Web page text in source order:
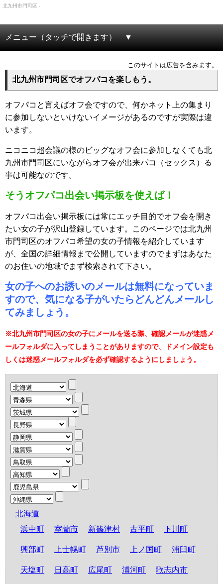
北九州市門司区 -
メニュー（タッチで開きます）
このサイトは広告を含みます。
北九州市門司区でオフパコを楽しもう。
オフパコと言えばオフ会ですので、何かネット上の集まり
に参加しないといけないイメージがあるのですが実際は違
います。
ニコニコ超会議の様のビッグなオフ会に参加しなくても北
九州市門司区にいながらオフ会が出来パコ（セックス）る
事は可能なのです。
そうオフパコ出会い掲示板を使えば！
オフパコ出会い掲示板には常にエッチ目的でオフ会を開き
たい女の子が沢山登録しています。このページでは北九州
市門司区のオフパコ希望の女の子情報を紹介しています
が、全国の詳細情報まで公開していますのでまずはあなた
のお住いの地域でまず検索されて下さい。
女の子へのお誘いのメールは無料になっていま
すので、気になる子がいたらどんどんメールし
てみましょう。
※北九州市門司区の女の子にメールを送る際、確認メールが迷惑メ
ールフォルダに入ってしまうことがありますので、ドメイン設定も
しくは迷惑メールフォルダを必ず確認するようにしましょう。
北海道
浜中町
室蘭市 新篠津村 古平町 下川町
興部町 上士幌町 芦別市 上ノ国町 浦臼町
天塩町 日高町 広尾町 浦河町 歌志内市